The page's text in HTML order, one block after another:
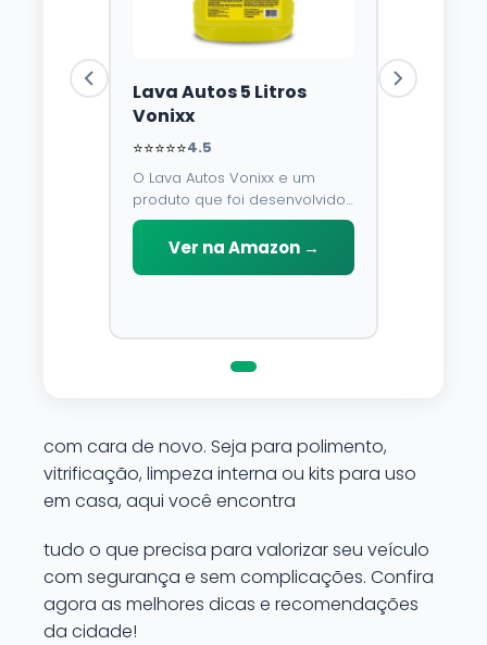
Lava Autos 5 Litros
Vonixx
⭐⭐⭐⭐⭐4.5
O Lava Autos Vonixx e um
produto que foi desenvolvido
para limpar, proteger e
conservar a lataria do veiculo.
Por possuir pH neutro, pode
Ver na Amazon →
com cara de novo. Seja para polimento,
vitrificação, limpeza interna ou kits para uso
em casa, aqui você encontra
tudo o que precisa para valorizar seu veículo
com segurança e sem complicações. Confira
agora as melhores dicas e recomendações
da cidade!